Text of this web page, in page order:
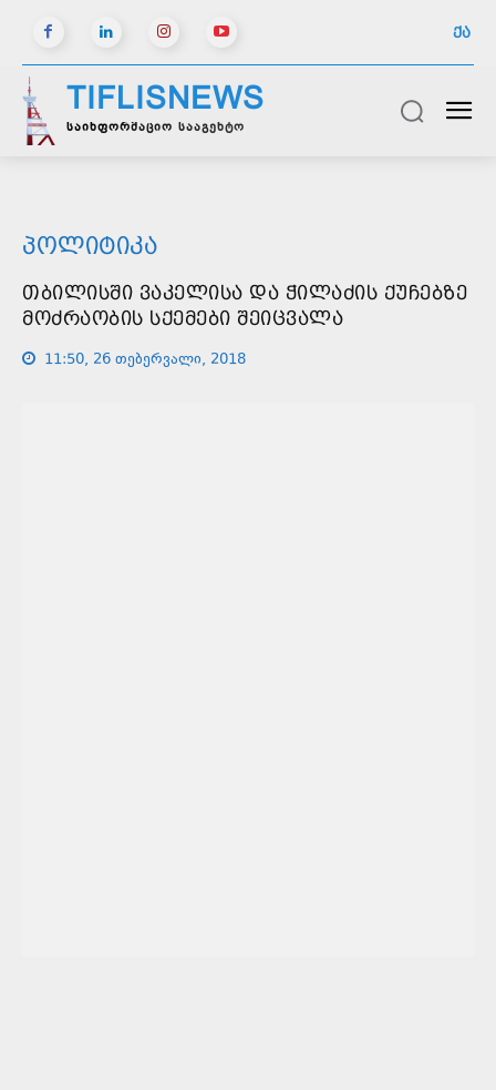
ᲥᲐ
TIFLISNEWS
საინფორმაციო სააგენტო
ᲞᲝᲚᲘᲢᲘᲙᲐ
ᲗᲑᲘᲚᲘᲡᲨᲘ ᲕᲐᲙᲔᲚᲘᲡᲐ ᲓᲐ ᲭᲘᲚᲐᲫᲘᲡ ᲥᲣᲩᲔᲑᲖᲔ
ᲛᲝᲫᲠᲐᲝᲑᲘᲡ ᲡᲥᲔᲛᲔᲑᲘ ᲨᲔᲘᲪᲕᲐᲚᲐ
11:50, 26 თებერვალი, 2018